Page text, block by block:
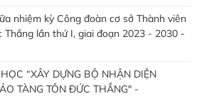
nhiệm kỳ Công đoàn cơ sở Thành viên
Thắng lần thứ I, giai đoạn 2023 - 2030 -
“XÂY DỰNG BỘ NHẬN DIỆN
TÀNG TÔN ĐỨC THẮNG" -